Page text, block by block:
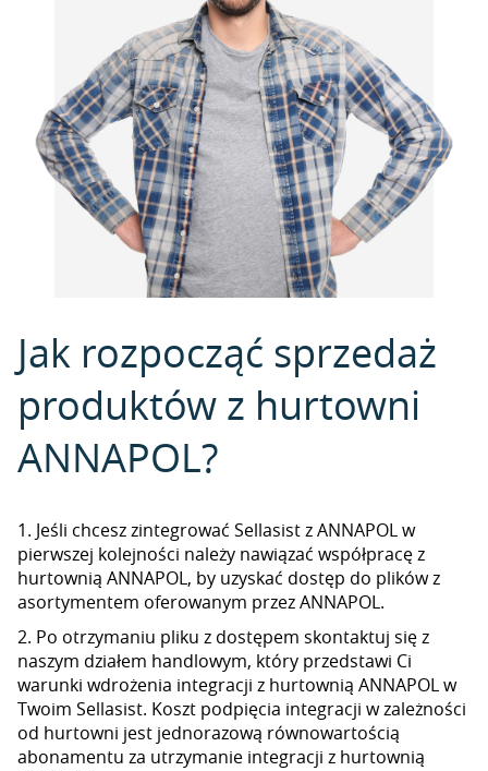
Jak rozpocząć sprzedaż
produktów z hurtowni
ANNAPOL?
1. Jeśli chcesz zintegrować Sellasist z ANNAPOL w
pierwszej kolejności należy nawiązać współpracę z
hurtownią ANNAPOL, by uzyskać dostęp do plików z
asortymentem oferowanym przez ANNAPOL.
2. Po otrzymaniu pliku z dostępem skontaktuj się z
naszym działem handlowym, który przedstawi Ci
warunki wdrożenia integracji z hurtownią ANNAPOL w
Twoim Sellasist. Koszt podpięcia integracji w zależności
od hurtowni jest jednorazową równowartością
abonamentu za utrzymanie integracji z hurtownią